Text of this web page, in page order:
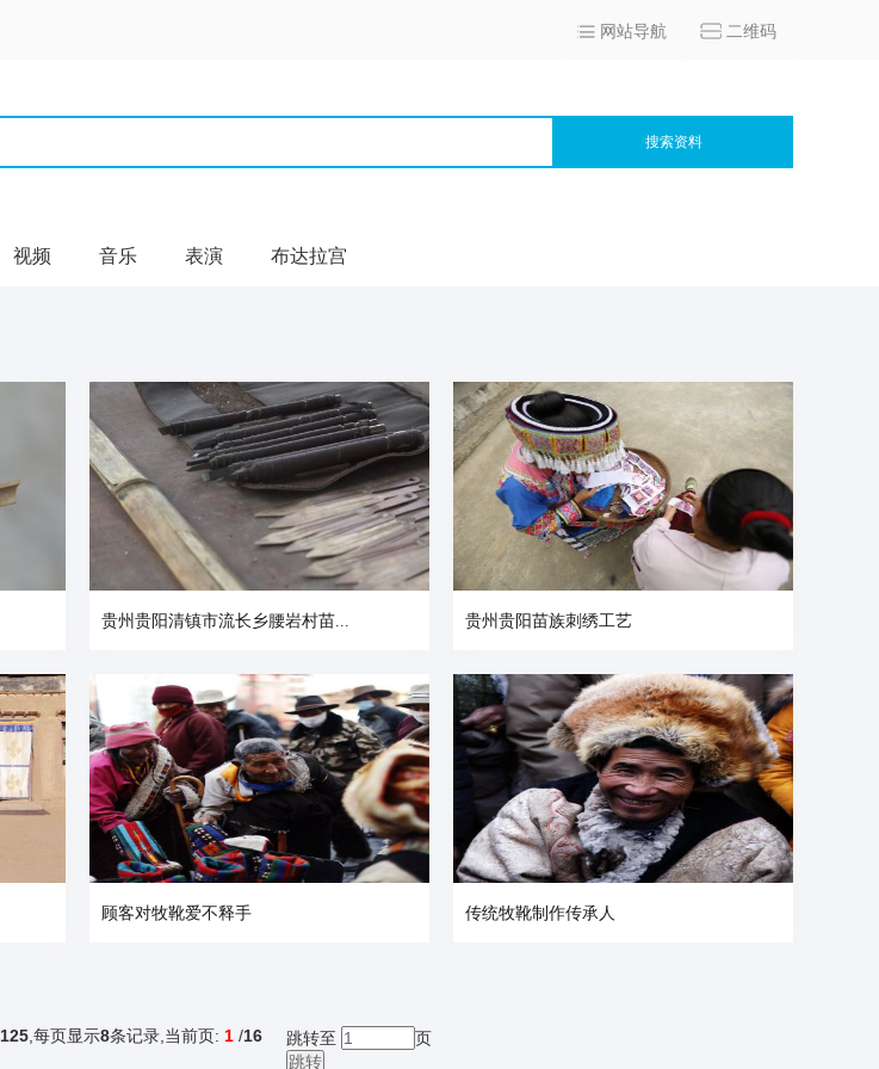
网站导航 二维码
搜索资料
视频 音乐 表演 布达拉宫
贵州贵阳清镇市流长乡腰岩村苗... 贵州贵阳苗族刺绣工艺
顾客对牧靴爱不释手 传统牧靴制作传承人
125 ,每页显示8条记录,当前页: 1 /16 跳转至 页